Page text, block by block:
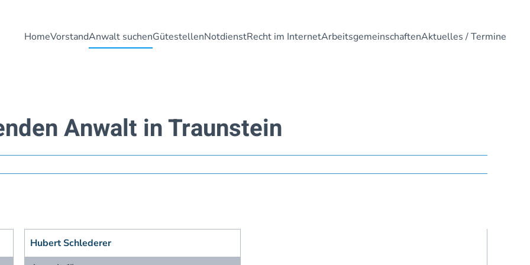
HomeVorstandAnwalt suchenGütestellenNotdienstRecht im InternetArbeitsgemeinschaftenAktuelles / Termine
Anwalt in Traunstein
Hubert Schlederer